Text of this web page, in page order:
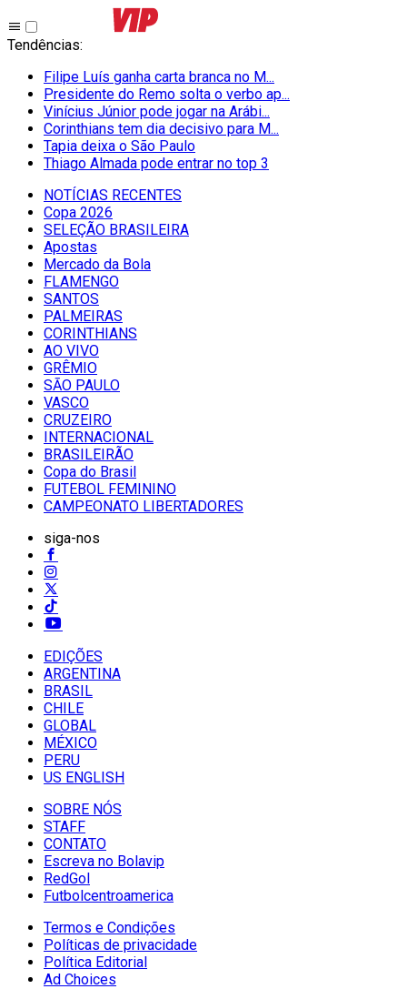
Tendências:
Filipe Luís ganha carta branca no M...
Presidente do Remo solta o verbo ap...
Vinícius Júnior pode jogar na Arábi...
Corinthians tem dia decisivo para M...
Tapia deixa o São Paulo
Thiago Almada pode entrar no top 3
NOTÍCIAS RECENTES
Copa 2026
SELEÇÃO BRASILEIRA
Apostas
Mercado da Bola
FLAMENGO
SANTOS
PALMEIRAS
CORINTHIANS
AO VIVO
GRÊMIO
SĀO PAULO
VASCO
CRUZEIRO
INTERNACIONAL
BRASILEIRÃO
Copa do Brasil
FUTEBOL FEMININO
CAMPEONATO LIBERTADORES
siga-nos
EDIÇÕES
ARGENTINA
BRASIL
CHILE
GLOBAL
MÉXICO
PERU
US ENGLISH
SOBRE NÓS
STAFF
CONTATO
Escreva no Bolavip
RedGol
Futbolcentroamerica
Termos e Condições
Políticas de privacidade
Política Editorial
Ad Choices